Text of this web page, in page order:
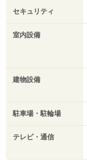
セキュリティ
室内設備
建物設備
駐車場・駐輪場
テレビ・通信